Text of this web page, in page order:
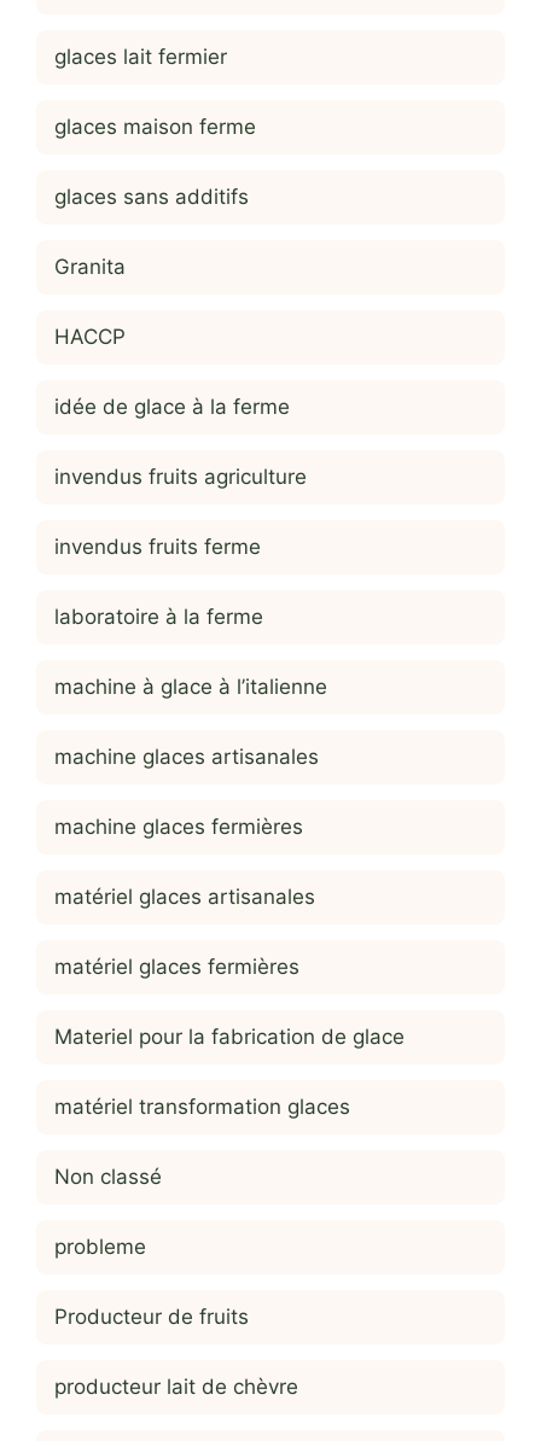
glaces lait fermier
glaces maison ferme
glaces sans additifs
Granita
HACCP
idée de glace à la ferme
invendus fruits agriculture
invendus fruits ferme
laboratoire à la ferme
machine à glace à l’italienne
machine glaces artisanales
machine glaces fermières
matériel glaces artisanales
matériel glaces fermières
Materiel pour la fabrication de glace
matériel transformation glaces
Non classé
probleme
Producteur de fruits
producteur lait de chèvre